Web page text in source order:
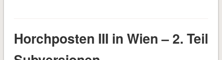
Horchposten III in Wien – 2. Teil